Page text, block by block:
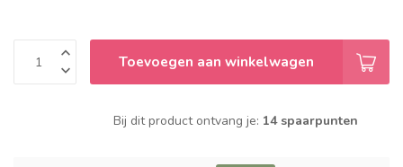
Toevoegen aan winkelwagen
Bij dit product ontvang je: 14 spaarpunten